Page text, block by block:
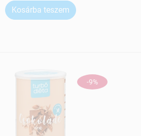
Kosárba teszem
-9%